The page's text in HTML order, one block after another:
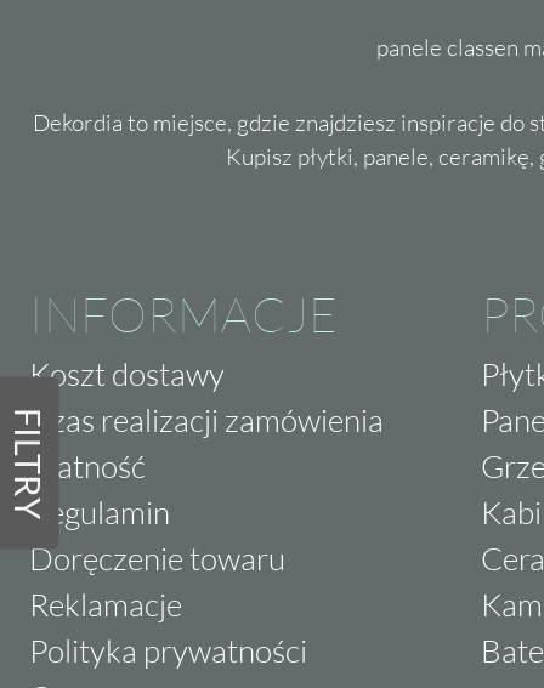
FILTRY
panele classen
Dekordia to miejsce, gdzie znajdziesz inspiracje do
Kupisz płytki, panele,
INFORMACJE
Koszt dostawy
Czas realizacji zamówienia
Płatność
Regulamin
Doręczenie towaru
Reklamacje
Polityka prywatności